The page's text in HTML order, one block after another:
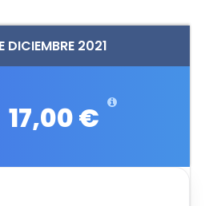
DICIEMBRE 2021
17,00 €